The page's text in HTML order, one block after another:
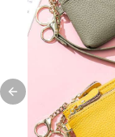
Previous slide